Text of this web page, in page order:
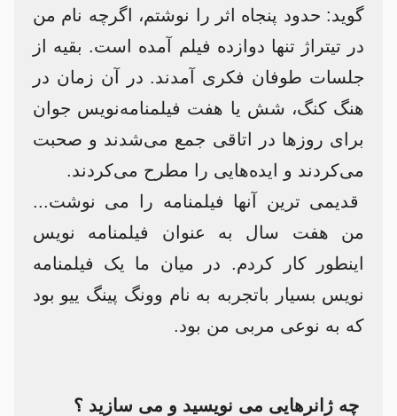
گوید: حدود پنجاه اثر را نوشتم، اگرچه نام من
در تیتراژ تنها دوازده فیلم آمده است. بقیه از
جلسات طوفان فکری آمدند. در آن زمان در
هنگ کنگ، شش یا هفت فیلمنامه‌نویس جوان
برای روزها در اتاقی جمع می‌شدند و صحبت
می‌کردند و ایده‌هایی را مطرح می‌کردند.
قدیمی ترین آنها فیلمنامه را می نوشت...
من هفت سال به عنوان فیلمنامه نویس
اینطور کار کردم. در میان ما یک فیلمنامه
نویس بسیار باتجربه به نام وونگ پینگ ییو بود
که به نوعی مربی من بود.
چه ژانرهایی می نویسید و می سازید ؟